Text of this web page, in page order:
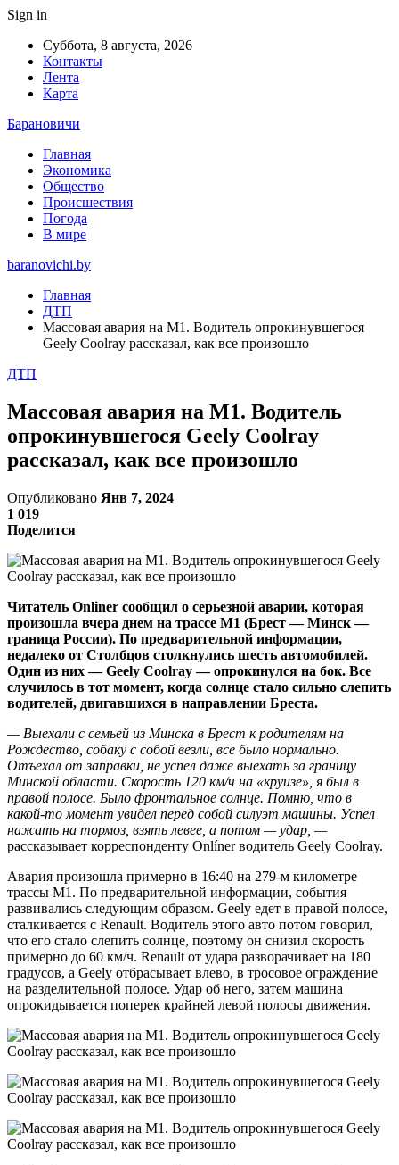
Sign in
Суббота, 8 августа, 2026
Контакты
Лента
Карта
Барановичи
Главная
Экономика
Общество
Происшествия
Погода
В мире
baranovichi.by
Главная
ДТП
Массовая авария на М1. Водитель опрокинувшегося
Geely Coolray рассказал, как все произошло
ДТП
Массовая авария на М1. Водитель
опрокинувшегося Geely Coolray
рассказал, как все произошло
Опубликовано Янв 7, 2024
1 019
Поделится
Читатель Onliner сообщил о серьезной аварии, которая
произошла вчера днем на трассе М1 (Брест — Минск —
граница России). По предварительной информации,
недалеко от Столбцов столкнулись шесть автомобилей.
Один из них — Geely Coolray — опрокинулся на бок. Все
случилось в тот момент, когда солнце стало сильно слепить
водителей, двигавшихся в направлении Бреста.
— Выехали с семьей из Минска в Брест к родителям на
Рождество, собаку с собой везли, все было нормально.
Отъехал от заправки, не успел даже выехать за границу
Минской области. Скорость 120 км/ч на «круизе», я был в
правой полосе. Было фронтальное солнце. Помню, что в
какой-то момент увидел перед собой силуэт машины. Успел
нажать на тормоз, взять левее, а потом — удар, —
рассказывает корреспонденту Onlíner водитель Geely Coolray.
Авария произошла примерно в 16:40 на 279-м километре
трассы М1. По предварительной информации, события
развивались следующим образом. Geely едет в правой полосе,
сталкивается с Renault. Водитель этого авто потом говорил,
что его стало слепить солнце, поэтому он снизил скорость
примерно до 60 км/ч. Renault от удара разворачивает на 180
градусов, а Geely отбрасывает влево, в тросовое ограждение
на разделительной полосе. Удар об него, затем машина
опрокидывается поперек крайней левой полосы движения.